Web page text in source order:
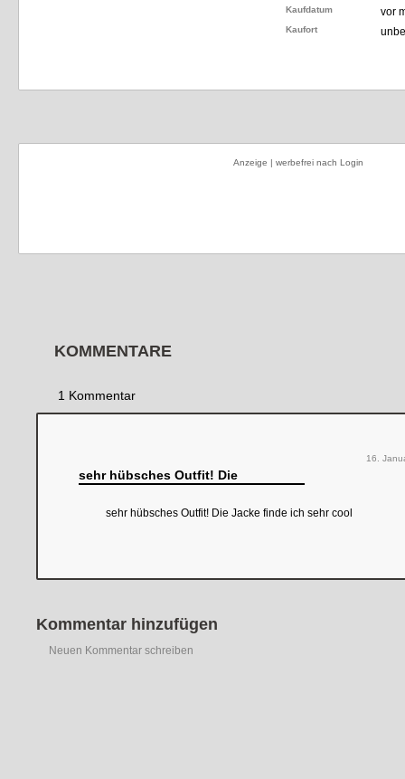
Kaufdatum vor
Kaufort
Anzeige | werbefrei nach Login
KOMMENTARE
1 Kommentar
sehr hübsches Outfit! Die
16.
sehr hübsches Outfit! Die Jacke finde ich sehr cool
Kommentar hinzufügen
Neuen Kommentar schreiben